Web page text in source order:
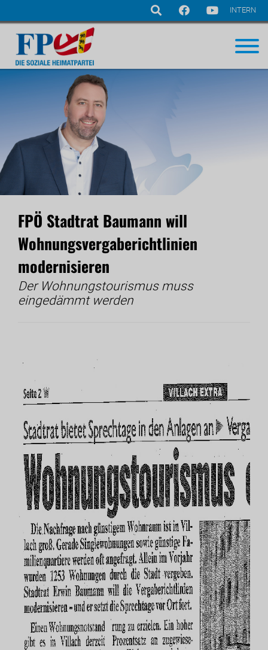
Navigation
INTERN
FPÖ Stadtrat Baumann will
Wohnungsvergaberichtlinien
modernisieren
Der Wohnungstourismus muss
eingedämmt werden